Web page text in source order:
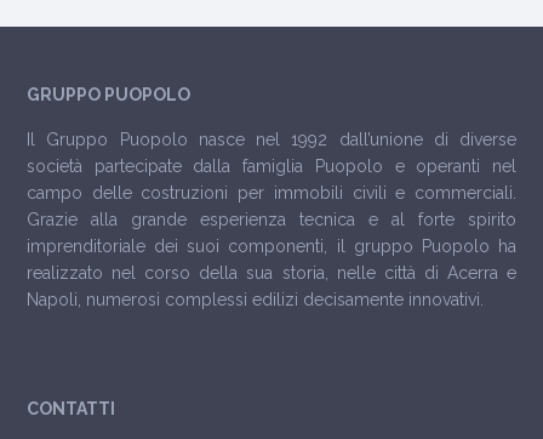
GRUPPO PUOPOLO
Il Gruppo Puopolo nasce nel 1992 dall’unione di diverse
società partecipate dalla famiglia Puopolo e operanti nel
campo delle costruzioni per immobili civili e commerciali.
Grazie alla grande esperienza tecnica e al forte spirito
imprenditoriale dei suoi componenti, il gruppo Puopolo ha
realizzato nel corso della sua storia, nelle città di Acerra e
Napoli, numerosi complessi edilizi decisamente innovativi.
CONTATTI